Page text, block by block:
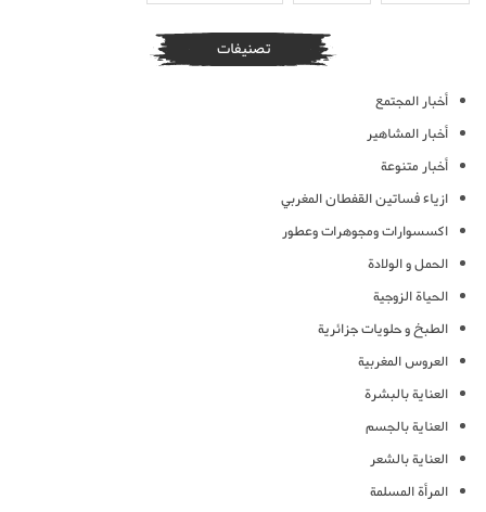
تصنيفات
أخبار المجتمع
أخبار المشاهير
أخبار متنوعة
ازياء فساتين القفطان المغربي
اكسسوارات ومجوهرات وعطور
الحمل و الولادة
الحياة الزوجية
الطبخ و حلويات جزائرية
العروس المغربية
العناية بالبشرة
العناية بالجسم
العناية بالشعر
المرأة المسلمة